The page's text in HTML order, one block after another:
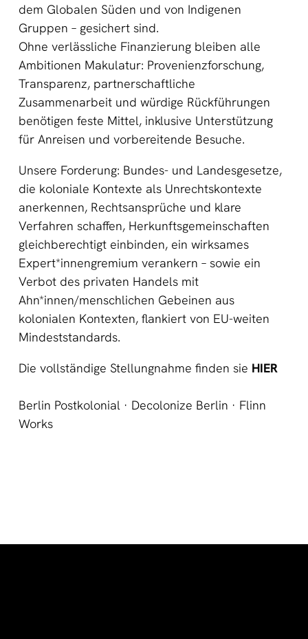
dem Globalen Süden und von Indigenen
Gruppen – gesichert sind.
Ohne verlässliche Finanzierung bleiben alle
Ambitionen Makulatur: Provenienzforschung,
Transparenz, partnerschaftliche
Zusammenarbeit und würdige Rückführungen
benötigen feste Mittel, inklusive Unterstützung
für Anreisen und vorbereitende Besuche.
Unsere Forderung: Bundes- und Landesgesetze,
die koloniale Kontexte als Unrechtskontexte
anerkennen, Rechtsansprüche und klare
Verfahren schaffen, Herkunftsgemeinschaften
gleichberechtigt einbinden, ein wirksames
Expert*innengremium verankern – sowie ein
Verbot des privaten Handels mit
Ahn*innen/menschlichen Gebeinen aus
kolonialen Kontexten, flankiert von EU-weiten
Mindeststandards.
Die vollständige Stellungnahme finden sie HIER
Berlin Postkolonial · Decolonize Berlin · Flinn
Works